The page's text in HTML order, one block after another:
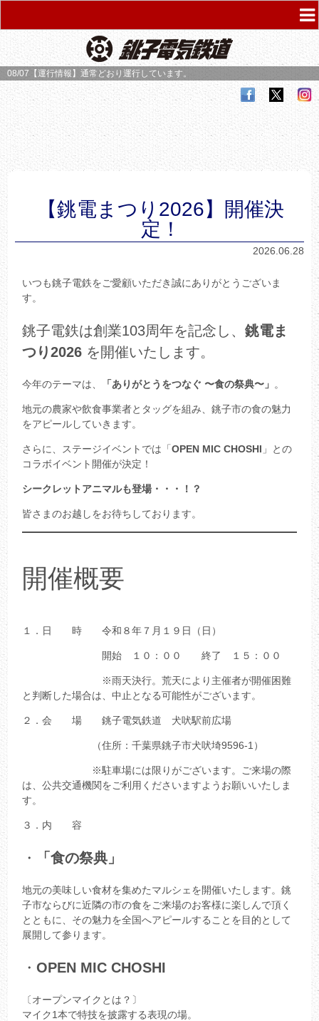
08/07【運行情報】 通常どおり運行しています。
【銚電まつり2026】開催決
定！
2026.06.28
いつも銚子電鉄をご愛顧いただき誠にありがとうございま
す。
銚子電鉄は創業103周年を記念し、銚電ま
つり2026 を開催いたします。
今年のテーマは、 「ありがとうをつなぐ 〜食の祭典〜」 。
地元の農家や飲食事業者とタッグを組み、銚子市の食の魅力
をアピールしていきます。
さらに、ステージイベントでは「OPEN MIC CHOSHI 」との
コラボイベント開催が決定！
シークレットアニマルも登場・・・！？
皆さまのお越しをお待ちしております。
開催概要
１．日 時 令和８年７月１９日（日）
開始 １０：００ 終了 １５：００
※雨天決行。荒天により主催者が開催困難
と判断した場合は、中止となる可能性がございます。
２．会 場 銚子電気鉄道 犬吠駅前広場
（住所：千葉県銚子市犬吠埼9596-1）
※駐車場には限りがございます。ご来場の際
は、公共交通機関をご利用くださいますようお願いいたしま
す。
３．内 容
・ 「食の祭典」
地元の美味しい食材を集めたマルシェを開催いたします。銚
子市ならびに近隣の市の食をご来場のお客様に楽しんで頂く
とともに、その魅力を全国へアピールすることを目的として
展開して参ります。
・OPEN MIC CHOSHI
〔オープンマイクとは？〕
マイク1本で特技を披露する表現の場。